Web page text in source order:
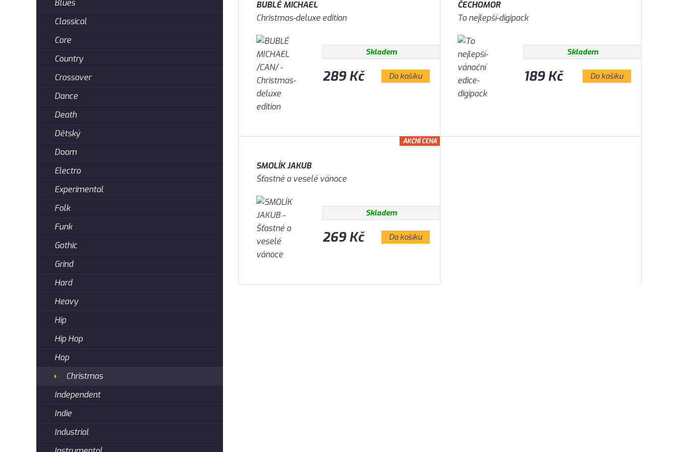
Blues
Classical
Core
Country
Crossover
Dance
Death
Dětský
Doom
Electro
Experimental
Folk
Funk
Gothic
Grind
Hard
Heavy
Hip
Hip Hop
Hop
Christmas
Independent
Indie
Industrial
BUBLÉ MICHAEL
Christmas-deluxe edition
Skladem
289 Kč Do košíku
ČECHOMOR
To nejlepší-digipack
Skladem
189 Kč Do košíku
SMOLÍK JAKUB
Šťastné a veselé vánoce
Skladem
269 Kč Do košíku
AKČNÍ CENA